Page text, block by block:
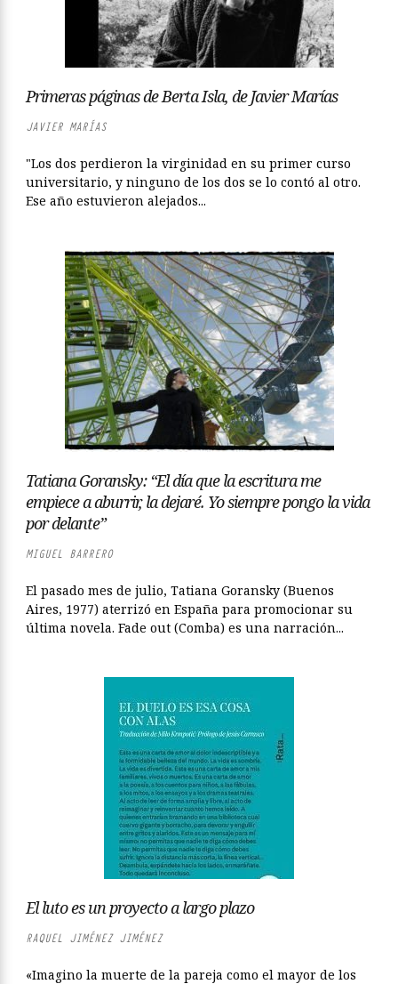
Primeras páginas de Berta Isla, de Javier Marías
JAVIER MARÍAS
"Los dos perdieron la virginidad en su primer curso
universitario, y ninguno de los dos se lo contó al otro.
Ese año estuvieron alejados...
Tatiana Goransky: “El día que la escritura me
empiece a aburrir, la dejaré. Yo siempre pongo la vida
por delante”
MIGUEL BARRERO
El pasado mes de julio, Tatiana Goransky (Buenos
Aires, 1977) aterrizó en España para promocionar su
última novela. Fade out (Comba) es una narración...
El luto es un proyecto a largo plazo
RAQUEL JIMÉNEZ JIMÉNEZ
«Imagino la muerte de la pareja como el mayor de los